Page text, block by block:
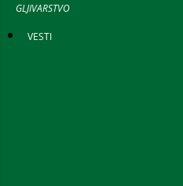
GLJIVARSTVO
VESTI